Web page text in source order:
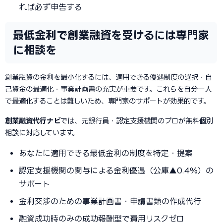
れば必ず申告する
最低金利で創業融資を受けるには専門家
に相談を
創業融資の金利を最小化するには、適用できる優遇制度の選択・自
己資金の最適化・事業計画書の充実が重要です。これらを自分一人
で最適化することは難しいため、専門家のサポートが効果的です。
創業融資代行ナビでは、元銀行員・認定支援機関のプロが無料個別
相談に対応しています。
あなたに適用できる最低金利の制度を特定・提案
認定支援機関の関与による金利優遇（公庫▲0.4%）の
サポート
金利交渉のための事業計画書・申請書類の作成代行
融資成功時のみの成功報酬型で費用リスクゼロ